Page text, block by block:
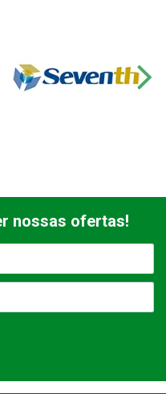
nossas ofertas!